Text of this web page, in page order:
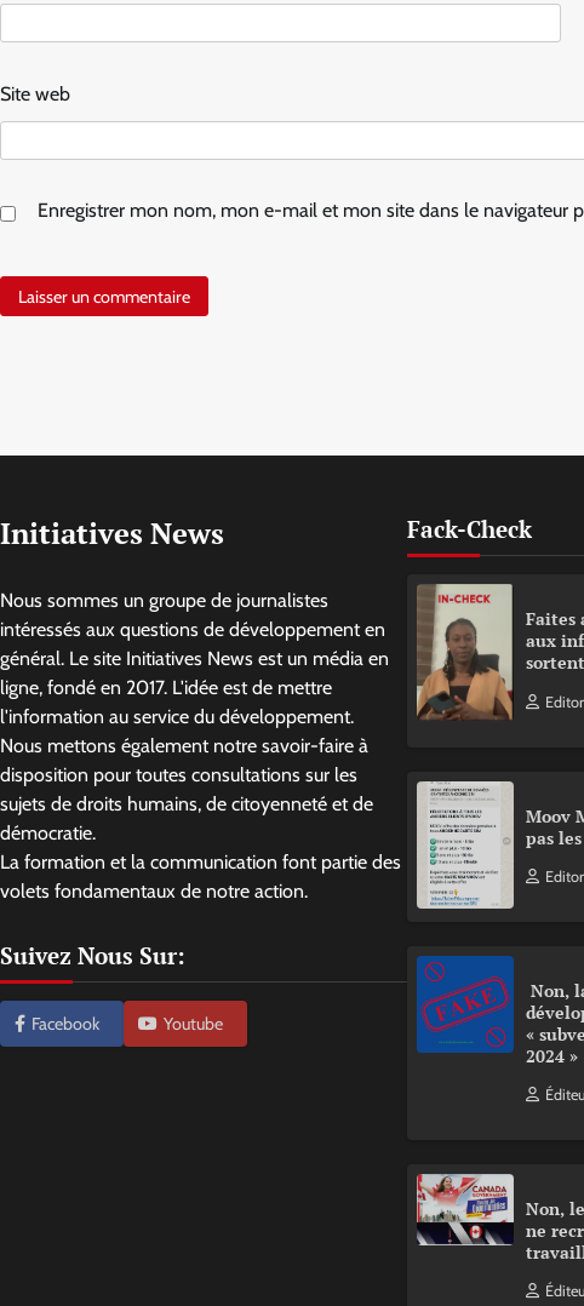
Site web
Enregistrer mon nom, mon e-mail et mon site dans le navigateur
Initiatives News
Nous sommes un groupe de journalistes
intéressés aux questions de développement en
général. Le site Initiatives News est un média en
ligne, fondé en 2017. L'idée est de mettre
l'information au service du développement.
Nous mettons également notre savoir-faire à
disposition pour toutes consultations sur les
sujets de droits humains, de citoyenneté et de
démocratie.
La formation et la communication font partie des
volets fondamentaux de notre action.
Suivez Nous Sur:
Facebook Youtube
Fack-Check
Faites
aux
Editor
Moov
pas
Editor
Non,
«
2024 »
Non,
ne